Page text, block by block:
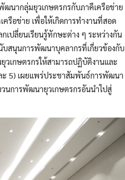
ฒนากลุ่มยุวเกษตรกรกับภาคีเครือข่าย
รือข่าย เพื่อให้เกิดการทำงานที่สอด
เปลี่ยนเรียนรู้ทักษะต่าง ๆ ระหว่างกัน
สนุนการพัฒนาบุคลากรที่เกี่ยวข้องกับ
วเกษตรกรให้สามารถปฏิบัติงานและ
ะ 5) เผยแพร่ประชาสัมพันธ์การพัฒนา
วนการพัฒนายุวเกษตรกรอันนำไปสู่